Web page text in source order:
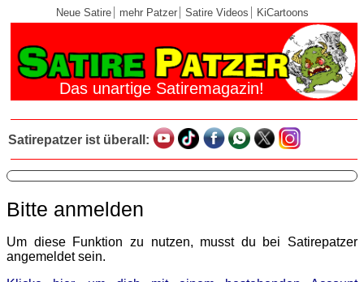
Neue Satire mehr Patzer Satire Videos KiCartoons
Das unartige Satiremagazin!
Satirepatzer ist überall:
Bitte anmelden
Um diese Funktion zu nutzen, musst du bei Satirepatzer
angemeldet sein.